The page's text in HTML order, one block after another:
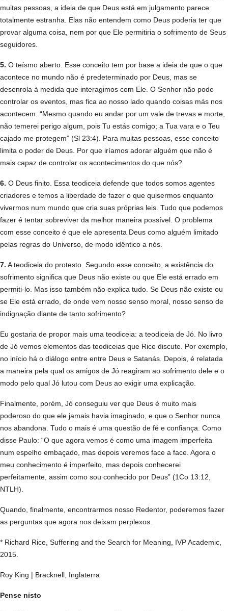
muitas pessoas, a ideia de que Deus está em julgamento parece
totalmente estranha. Elas não entendem como Deus poderia ter que
provar alguma coisa, nem por que Ele permitiria o sofrimento de Seus
seguidores.
5. O teísmo aberto. Esse conceito tem por base a ideia de que o que
acontece no mundo não é predeterminado por Deus, mas se
desenrola à medida que interagimos com Ele. O Senhor não pode
controlar os eventos, mas fica ao nosso lado quando coisas más nos
acontecem. “Mesmo quando eu andar por um vale de trevas e morte,
não temerei perigo algum, pois Tu estás comigo; a Tua vara e o Teu
cajado me protegem” (Sl 23:4). Para muitas pessoas, esse conceito
limita o poder de Deus. Por que iríamos adorar alguém que não é
mais capaz de controlar os acontecimentos do que nós?
6. O Deus finito. Essa teodiceia defende que todos somos agentes
criadores e temos a liberdade de fazer o que quisermos enquanto
vivermos num mundo que cria suas próprias leis. Tudo que podemos
fazer é tentar sobreviver da melhor maneira possível. O problema
com esse conceito é que ele apresenta Deus como alguém limitado
pelas regras do Universo, de modo idêntico a nós.
7. A teodiceia do protesto. Segundo esse conceito, a existência do
sofrimento significa que Deus não existe ou que Ele está errado em
permiti-lo. Mas isso também não explica tudo. Se Deus não existe ou
se Ele está errado, de onde vem nosso senso moral, nosso senso de
indignação diante de tanto sofrimento?
Eu gostaria de propor mais uma teodiceia: a teodiceia de Jó. No livro
de Jó vemos elementos das teodiceias que Rice discute. Por exemplo,
no início há o diálogo entre entre Deus e Satanás. Depois, é relatada
a maneira pela qual os amigos de Jó reagiram ao sofrimento dele e o
modo pelo qual Jó lutou com Deus ao exigir uma explicação.
Finalmente, porém, Jó conseguiu ver que Deus é muito mais
poderoso do que ele jamais havia imaginado, e que o Senhor nunca
nos abandona. Tudo o mais é uma questão de fé e confiança. Como
disse Paulo: “O que agora vemos é como uma imagem imperfeita
num espelho embaçado, mas depois veremos face a face. Agora o
meu conhecimento é imperfeito, mas depois conhecerei
perfeitamente, assim como sou conhecido por Deus” (1Co 13:12,
NTLH).
Quando, finalmente, encontrarmos nosso Redentor, poderemos fazer
as perguntas que agora nos deixam perplexos.
* Richard Rice, Suffering and the Search for Meaning, IVP Academic,
2015.
Roy King | Bracknell, Inglaterra
Pense nisto